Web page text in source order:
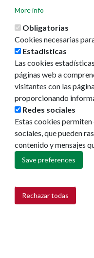
More info
Obligatorias
Cookies necesarias
Estadísticas
Las cookies
páginas web a
visitantes con las
proporcionando
Redes sociales
Estas cookies
sociales, que pueden
contenido y mensajes
Save preferences
Rechazar todas
Withdraw consent